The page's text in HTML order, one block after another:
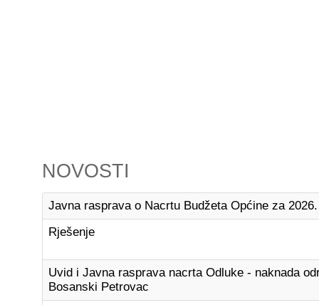
NOVOSTI
Javna rasprava o Nacrtu Budžeta Općine za
Rješenje
Uvid i Javna rasprava nacrta Odluke - naknada
Bosanski Petrovac